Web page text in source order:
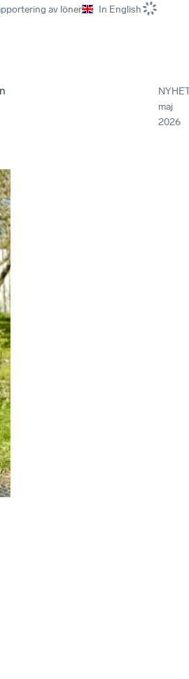
av löner In English
maj
2026